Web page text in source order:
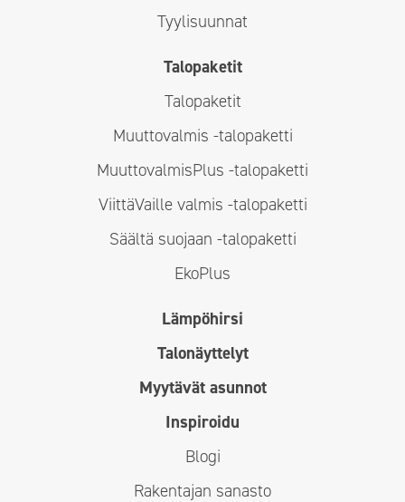
Tyylisuunnat
Talopaketit
Talopaketit
Muuttovalmis -talopaketti
MuuttovalmisPlus -talopaketti
ViittäVaille valmis -talopaketti
Säältä suojaan -talopaketti
EkoPlus
Lämpöhirsi
Talonäyttelyt
Myytävät asunnot
Inspiroidu
Blogi
Rakentajan sanasto